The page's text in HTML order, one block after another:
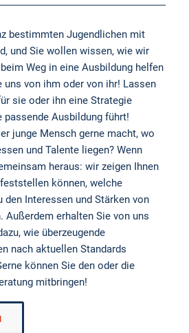
bestimmten Jugendlichen mit
und Sie wollen wissen, wie wir
Weg in eine Ausbildung helfen
uns von ihm oder von ihr! Lassen
sie oder ihn eine Strategie
passende Ausbildung führt!
junge Mensch gerne macht, wo
und Talente liegen? Wenn
heraus: wir zeigen Ihnen
können, welche
den Interessen und Stärken von
Außerdem erhalten Sie von uns
wie überzeugende
nach aktuellen Standards
können Sie den oder die
mitbringen!